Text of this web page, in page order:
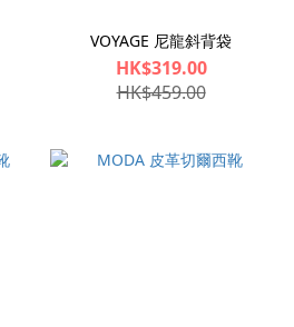
VOYAGE 尼龍斜背袋
HK$319.00
HK$459.00